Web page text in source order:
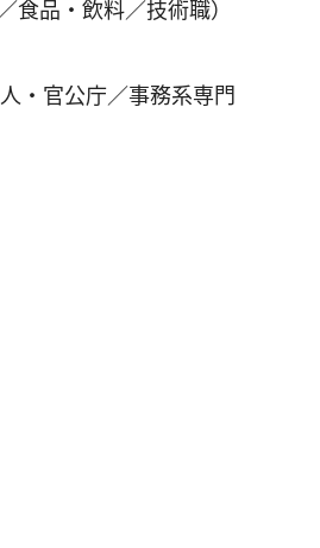
食品・飲料／技術職）
・官公庁／事務系専門